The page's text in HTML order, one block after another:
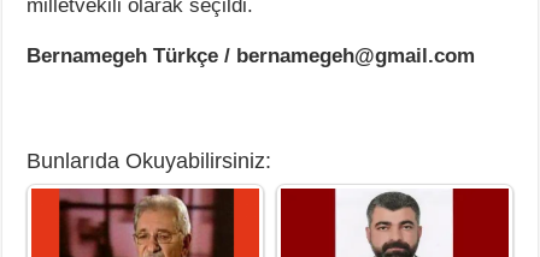
milletvekili olarak seçildi.
Bernamegeh Türkçe / bernamegeh@gmail.com
Bunlarıda Okuyabilirsiniz: